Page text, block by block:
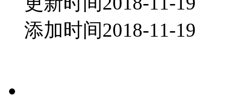
添加时间2018-11-19